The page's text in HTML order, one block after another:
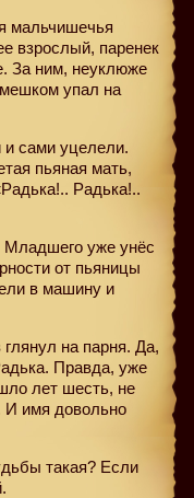
мальчишечья
взрослый, паренек
За ним, неуклюже
упал на
сами уцелели.
пьяная мать,
Радька!..
Младшего уже унёс
от пьяницы
в машину и
на парня. Да,
Правда, уже
лет шесть, не
имя довольно
такая? Если